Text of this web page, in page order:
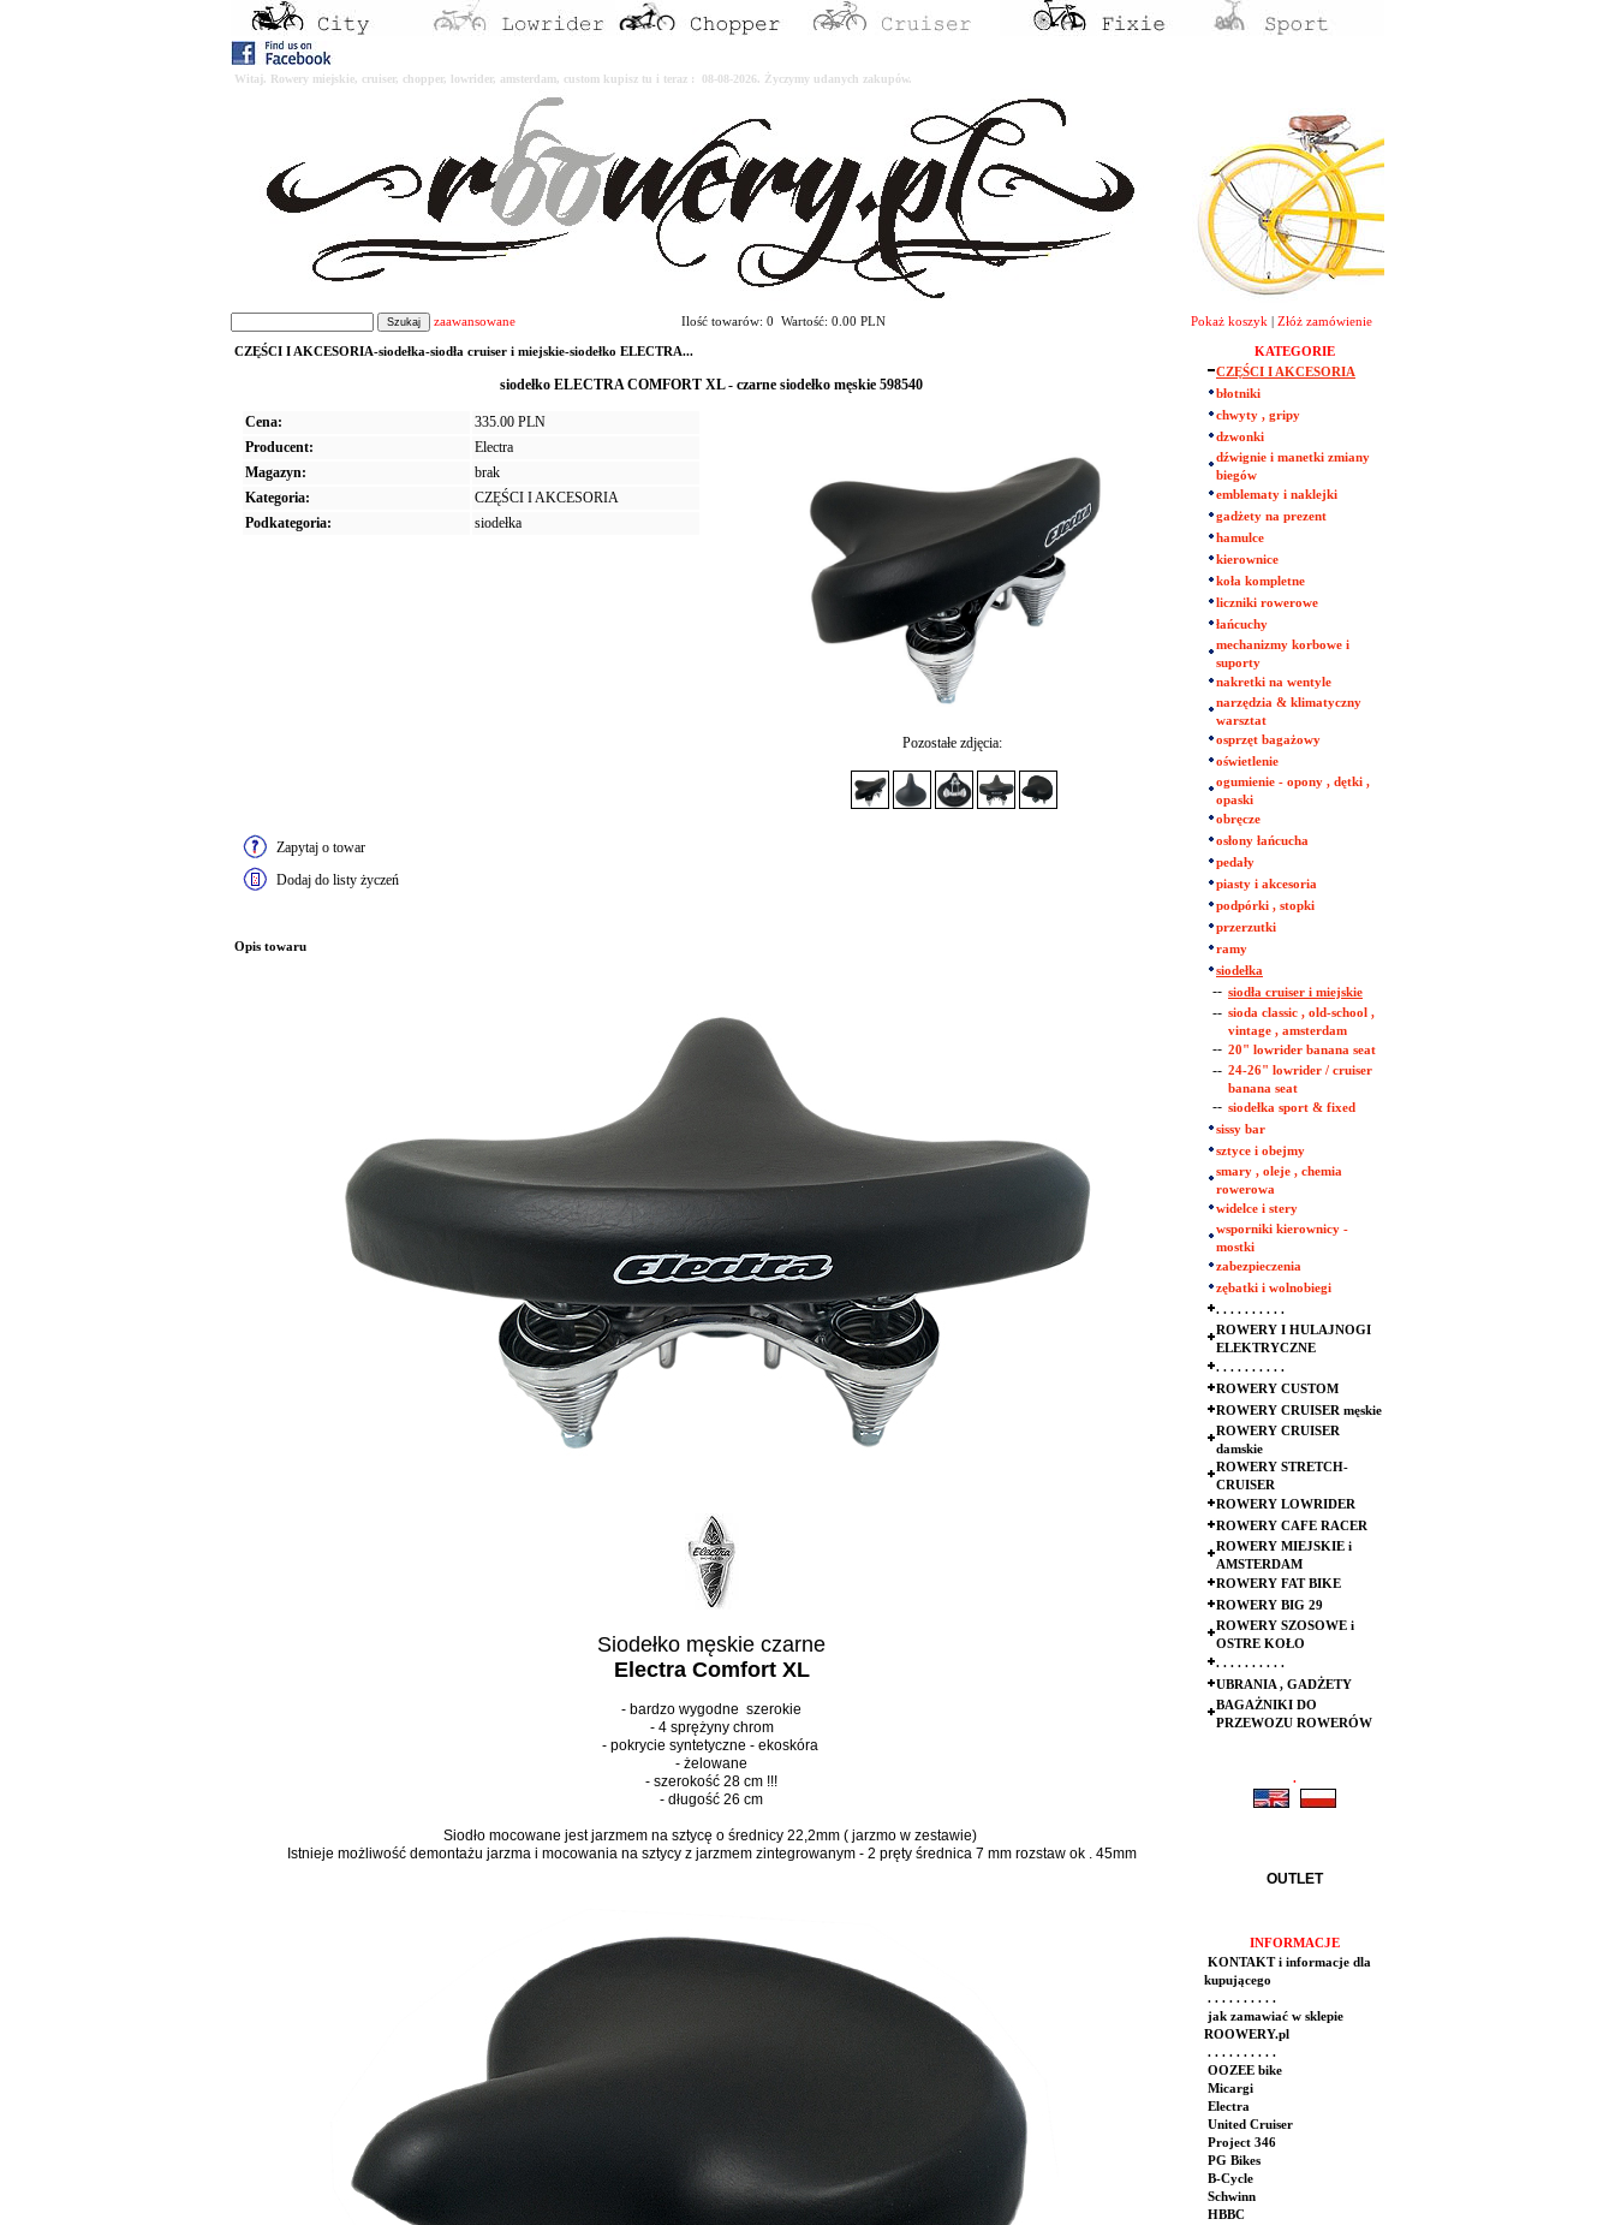
Witaj. Rowery miejskie, cruiser, chopper, lowrider, amsterdam, custom kupisz tu i teraz : 08-08-2026. Życzymy udanych zakupów.
zaawansowane Ilość towarów: 0 Wartość: 0.00 PLN Pokaż koszyk Złóż zamówienie
CZĘŚCI I AKCESORIA-siodełka-siodła cruiser i miejskie-siodełko ELECTRA...
siodełko ELECTRA COMFORT XL - czarne siodełko męskie 598540
Cena:
335.00 PLN
Producent:
Electra
Magazyn:
brak
Kategoria:
CZĘŚCI I AKCESORIA
Podkategoria:
siodełka
Pozostałe zdjęcia:
Zapytaj o towar
Dodaj do listy życzeń
Opis towaru
Siodełko męskie czarne
Electra Comfort XL
- bardzo wygodne szerokie
- 4 sprężyny chrom
- pokrycie syntetyczne - ekoskóra
- żelowane
- szerokość 28 cm !!!
- długość 26 cm
Siodło mocowane jest jarzmem na sztycę o średnicy 22,2mm ( jarzmo w zestawie)
Istnieje możliwość demontażu jarzma i mocowania na sztycy z jarzmem zintegrowanym - 2 pręty średnica 7 mm rozstaw ok . 45mm
KATEGORIE
CZĘŚCI I AKCESORIA
błotniki
chwyty , gripy
dzwonki
dźwignie i manetki zmiany
biegów
emblematy i naklejki
gadżety na prezent
hamulce
kierownice
koła kompletne
liczniki rowerowe
łańcuchy
mechanizmy korbowe i
suporty
nakretki na wentyle
narzędzia & klimatyczny
warsztat
osprzęt bagażowy
oświetlenie
ogumienie - opony , dętki ,
opaski
obręcze
osłony łańcucha
pedały
piasty i akcesoria
podpórki , stopki
przerzutki
ramy
siodełka
-- siodła cruiser i miejskie
-- sioda classic , old-school ,
vintage , amsterdam
-- 20" lowrider banana seat
-- 24-26" lowrider / cruiser
banana seat
-- siodełka sport & fixed
sissy bar
sztyce i obejmy
smary , oleje , chemia
rowerowa
widelce i stery
wsporniki kierownicy -
mostki
zabezpieczenia
zębatki i wolnobiegi
. . . . . . . . . .
ROWERY I HULAJNOGI
ELEKTRYCZNE
. . . . . . . . . .
ROWERY CUSTOM
ROWERY CRUISER męskie
ROWERY CRUISER
damskie
ROWERY STRETCH-
CRUISER
ROWERY LOWRIDER
ROWERY CAFE RACER
ROWERY MIEJSKIE i
AMSTERDAM
ROWERY FAT BIKE
ROWERY BIG 29
ROWERY SZOSOWE i
OSTRE KOŁO
. . . . . . . . . .
UBRANIA , GADŻETY
BAGAŻNIKI DO
PRZEWOZU ROWERÓW
.
OUTLET
INFORMACJE
KONTAKT i informacje dla
kupującego
. . . . . . . . . .
jak zamawiać w sklepie
ROOWERY.pl
. . . . . . . . . .
OOZEE bike
Micargi
Electra
United Cruiser
Project 346
PG Bikes
B-Cycle
Schwinn
HBBC